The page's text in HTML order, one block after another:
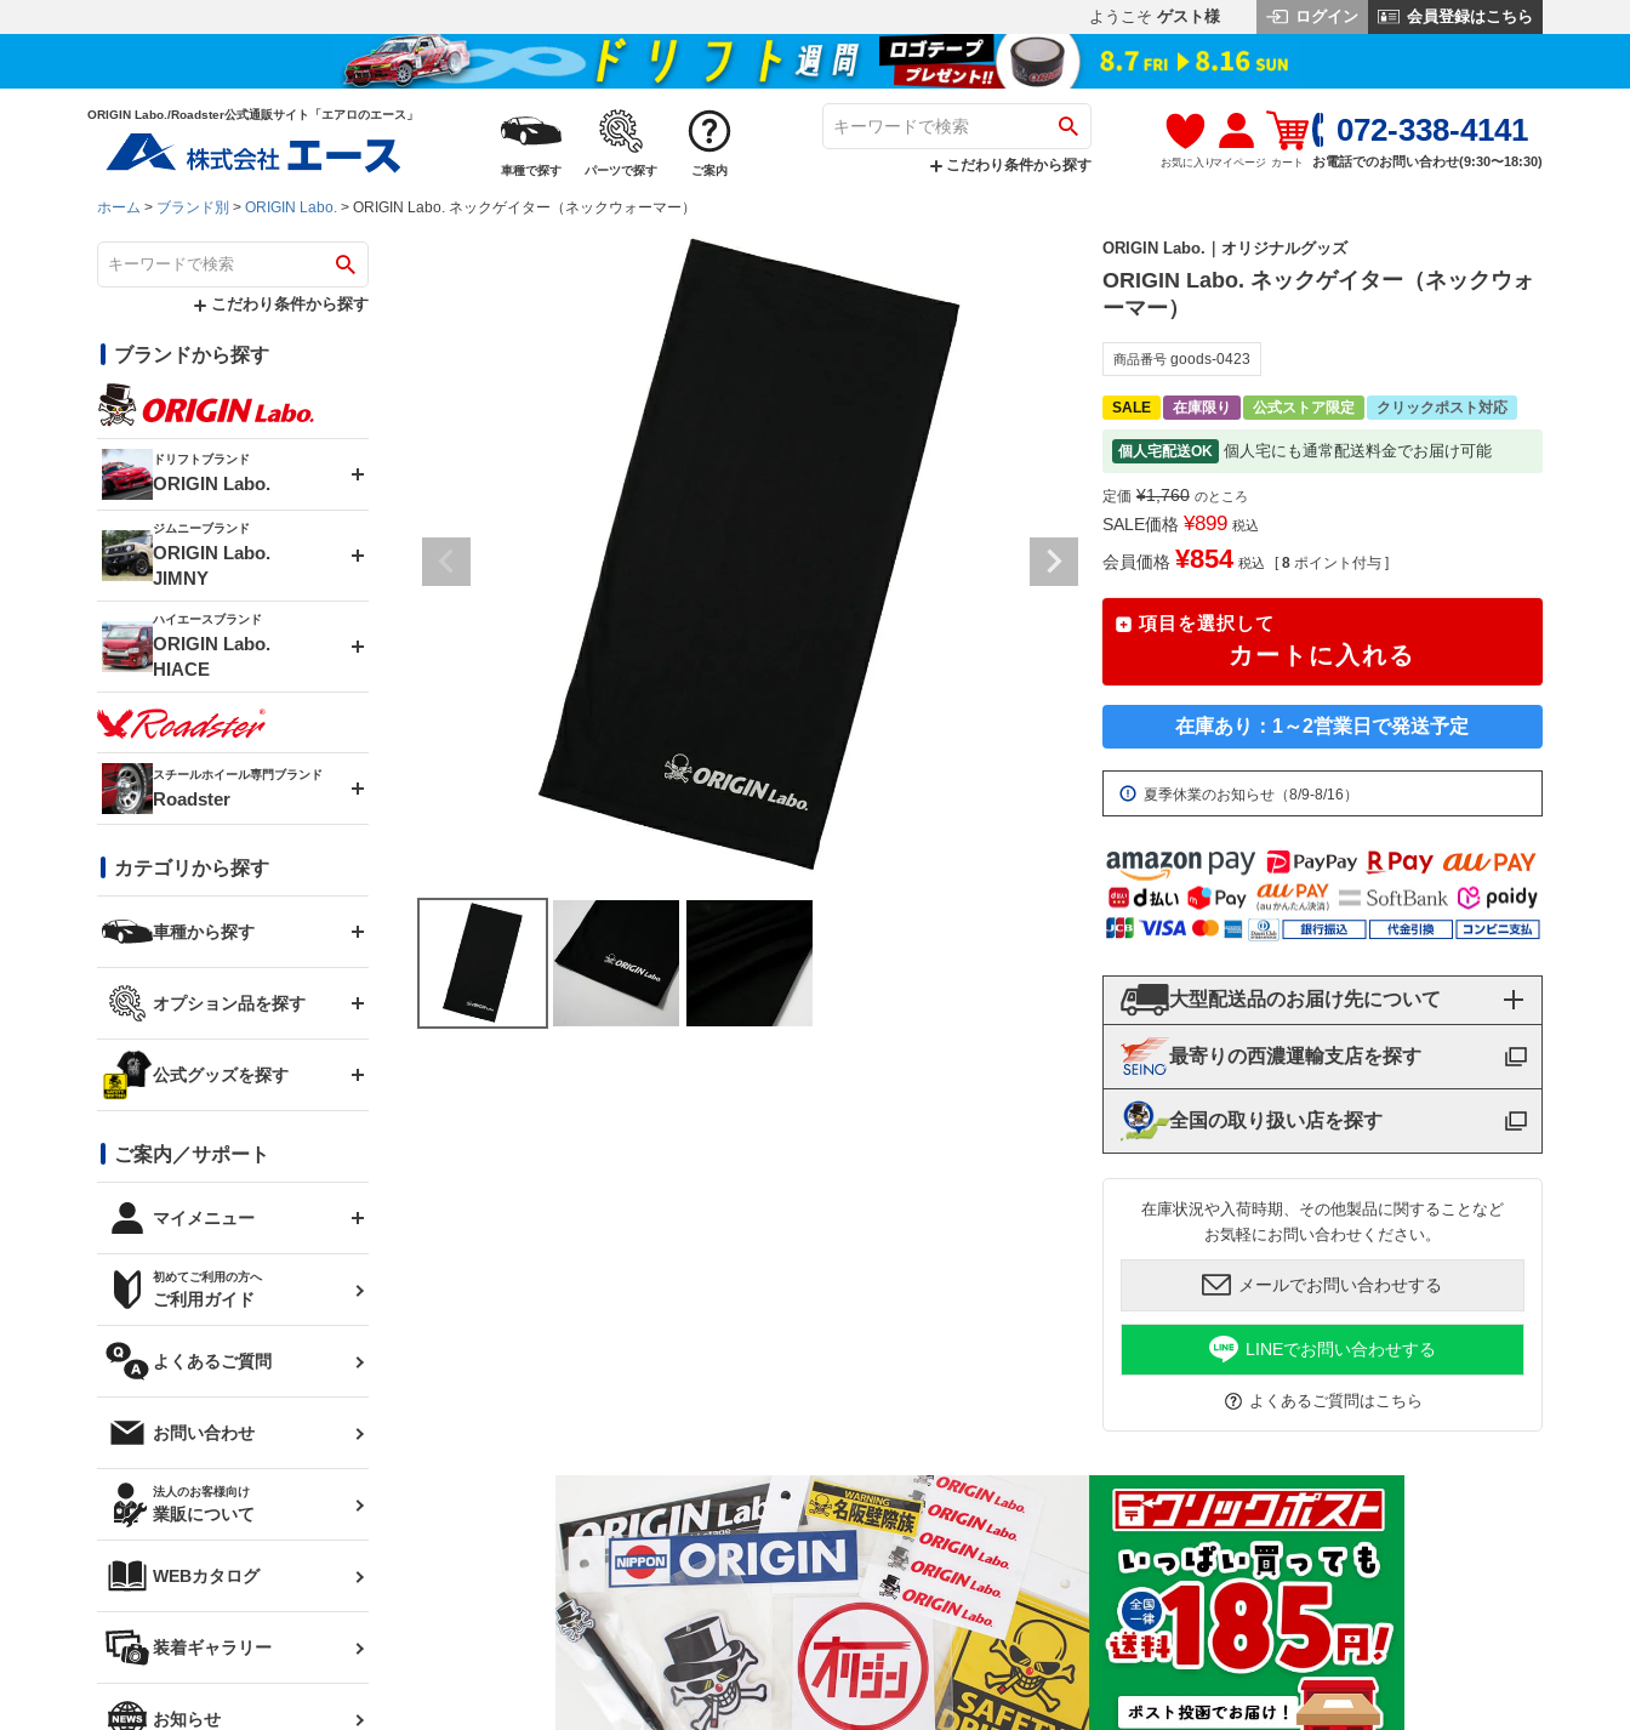
ようこそ ゲスト様 ログイン 会員登録はこちら
ORIGIN Labo./Roadster公式通販サイト「エアロのエース」
車種で探す パーツで探す ご案内 こだわり条件から探す お気に入りマイページ カート
072-338-4141
お電話でのお問い合わせ(9:30〜18:30)
ホーム ブランド別 ORIGIN Labo. ORIGIN Labo. ネックゲイター（ネックウォーマー）
こだわり条件から探す
ブランドから探す
ドリフトブランド
ORIGIN Labo.
エアロシリーズ
ドリフトライン
風神(180SX)
雷神(S15)
龍神(チェイサー)
レーシングライン
アタックライン
ストリームライン
スタイリッシュライン
フロントフェンダー
リアフェンダー
ブラッシュフェンダー
コンバットアイ
GTウイング
リアウイング
ルーフウイング
ボンネット
カナード
外装・補修パーツ
オリジンアーム(足回り)
レンズ
マフラー
ジムニーブランド
ORIGIN Labo.
JIMNY
アルミホイール
MUD-ZEUS
アルミホイール
MUD-SR7
MUD-S7
ボンネット
フェンダー
サイドパーツ
リアウイング
リアゲート
メンテナンスパーツ
ハイエースブランド
ORIGIN Labo.
HIACE
エアロシリーズ
LUX MODEL SP
LUX MODEL
RUGGER MODEL
GROUND MODEL
PHANTOM LIP
DTM:exclusive
オーバーフェンダー
リアウイング
スムージングバンパー
ワイパーガード
内装パーツ
スチールホイール専門ブランド
Roadster
DAYTONA-RS
DAYTONA-RS NEO
まつど家 鉄漢
まつど家 鉄心
まつど家 鉄八
カテゴリから探す
車種から探す
トヨタ
JZX110 マークⅡ
ハイエース
レビン
トレノ
マークX
クラウン
クラウンマジェスタ
アリスト
ソアラ
シルビア S13
シルビア S14 前期
シルビア S15
180SX
ワンビア
Z32 フェアレディZ
R34 スカイライン
スズキ
RX-7
スバル
BRZ
レクサス
三菱
デリカ D:5
軽自動車
汎用
オプション品を探す
GTウイング用ラダー
コンバットアイ用ライト
オプションタイヤ
サマータイヤ
ジムニー用タイヤ
ハイエース・バン用タイ
ホイールナット
公式グッズを探す
ステッカー
トップス(半袖)
トップス(長袖)
パーカー
オーバーオール(つなぎ)
タオル
帽子
バッグ
ファッション小物
ご案内／サポート
マイメニュー
ログインする
お気に入りリスト
クーポンを見る
閲覧履歴
ニュースレターお申し込み
初めてご利用の方へ
ご利用ガイド
よくあるご質問
お問い合わせ
法人のお客様向け
業販について
WEBカタログ
装着ギャラリー
お知らせ
ORIGIN Labo.｜オリジナルグッズ
ORIGIN Labo. ネックゲイター（ネックウォ
ーマー）
商品番号 goods-0423
SALE 在庫限り 公式ストア限定 クリックポスト対応
個人宅配送OK 個人宅にも通常配送料金でお届け可能
定価 ¥1,760 のところ
SALE価格 ¥899 税込
会員価格 ¥854 税込 [ 8 ポイント付与 ]
項目を選択して
カートに入れる
在庫あり：1～2営業日で発送予定
夏季休業のお知らせ（8/9-8/16）
大型配送品のお届け先について
最寄りの西濃運輸支店を探す
全国の取り扱い店を探す
在庫状況や入荷時期、その他製品に関することなど
お気軽にお問い合わせください。
メールでお問い合わせする
LINEでお問い合わせする
よくあるご質問はこちら